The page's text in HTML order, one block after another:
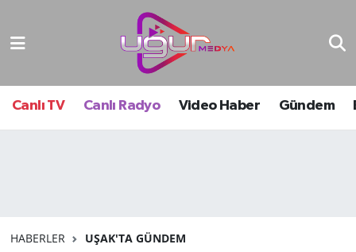
Canlı TV Canlı Radyo Video Haber Gündem
HABERLER UŞAK'TA GÜNDEM
Nöbetçi Eczaneler
Hava Durumu